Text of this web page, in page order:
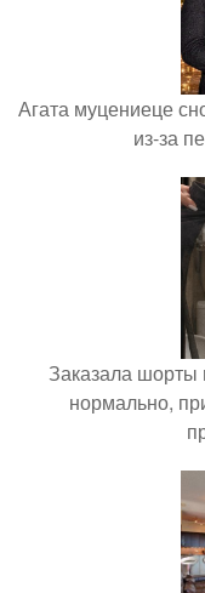
Агата муцениеце
из-за
Заказала шорты
нормально,